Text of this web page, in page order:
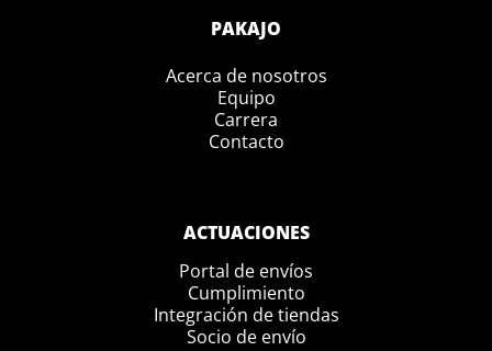
PAKAJO
Acerca de nosotros
Equipo
Carrera
Contacto
ACTUACIONES
Portal de envíos
Cumplimiento
Integración de tiendas
Socio de envío